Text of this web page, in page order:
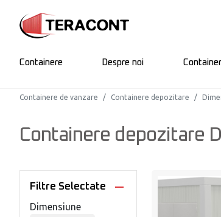
Containere Despre noi
Containere de vanzare Containere depozitare
Containere depozitare
Filtre Selectate
Dimensiune